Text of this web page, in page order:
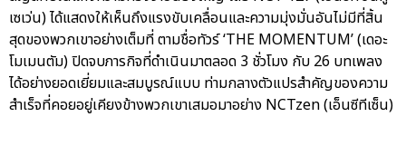
เซเว่น) ได้แสดงให้เห็นถึงแรงขับเคลื่อนและความมุ่งมั่นอันไม่มีที่สิ้น
สุดของพวกเขาอย่างเต็มที่ ตามชื่อทัวร์ ‘THE MOMENTUM’ (เดอะ
โมเมนตัม) ปิดจบภารกิจที่ดำเนินมาตลอด 3 ชั่วโมง กับ 26 บทเพลง
ได้อย่างยอดเยี่ยมและสมบูรณ์แบบ ท่ามกลางตัวแปรสำคัญของความ
สำเร็จที่คอยอยู่เคียงข้างพวกเขาเสมอมาอย่าง NCTzen (เอ็นซีทีเซ็น)